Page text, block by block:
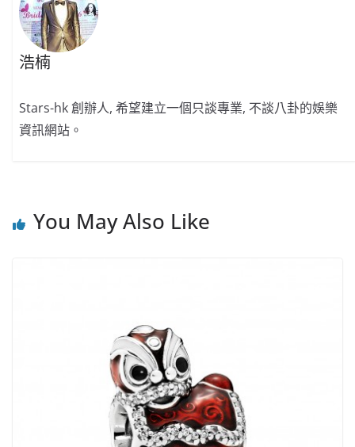
浩楠
Stars-hk 創辦人, 希望建立一個只談專業, 不談八卦的娛樂
資訊網站。
You May Also Like